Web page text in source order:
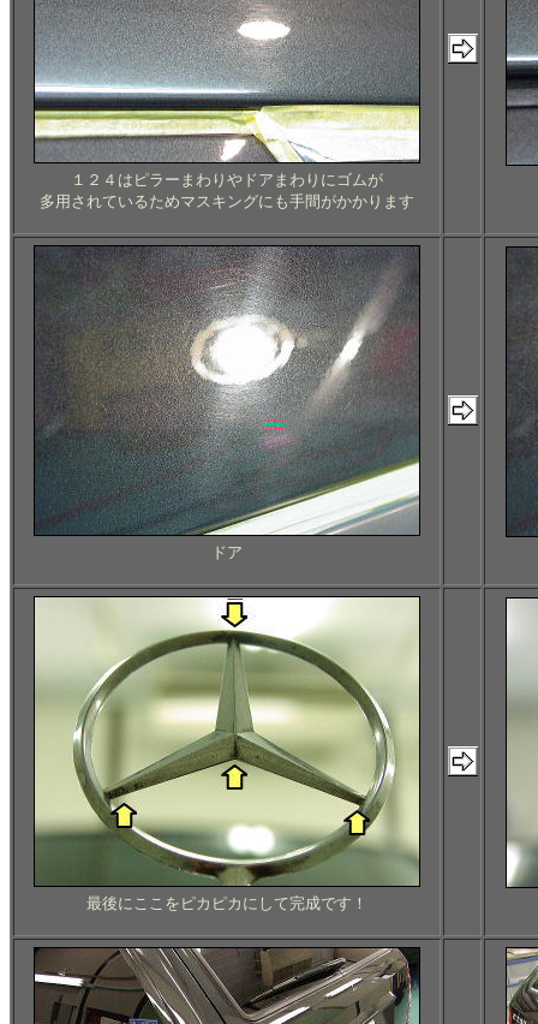
１２４はピラーまわりやドアまわりにゴムが
多用されているためマスキングにも手間がかかります
ドア
最後にここをピカピカにして完成です！